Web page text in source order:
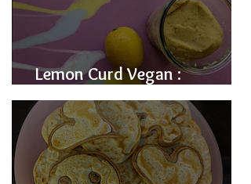
Lemon Curd Vegan :
L'alternative saine aux pois
chiches